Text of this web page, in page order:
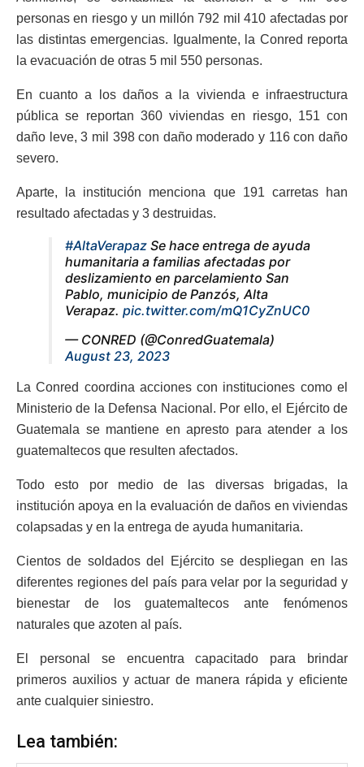
personas en riesgo y un millón 792 mil 410 afectadas por
las distintas emergencias. Igualmente, la Conred reporta
la evacuación de otras 5 mil 550 personas.
En cuanto a los daños a la vivienda e infraestructura
pública se reportan 360 viviendas en riesgo, 151 con
daño leve, 3 mil 398 con daño moderado y 116 con daño
severo.
Aparte, la institución menciona que 191 carretas han
resultado afectadas y 3 destruidas.
#AltaVerapaz Se hace entrega de ayuda
humanitaria a familias afectadas por
deslizamiento en parcelamiento San
Pablo, municipio de Panzós, Alta
Verapaz. pic.twitter.com/mQ1CyZnUC0
— CONRED (@ConredGuatemala)
August 23, 2023
La Conred coordina acciones con instituciones como el
Ministerio de la Defensa Nacional. Por ello, el Ejército de
Guatemala se mantiene en apresto para atender a los
guatemaltecos que resulten afectados.
Todo esto por medio de las diversas brigadas, la
institución apoya en la evaluación de daños en viviendas
colapsadas y en la entrega de ayuda humanitaria.
Cientos de soldados del Ejército se despliegan en las
diferentes regiones del país para velar por la seguridad y
bienestar de los guatemaltecos ante fenómenos
naturales que azoten al país.
El personal se encuentra capacitado para brindar
primeros auxilios y actuar de manera rápida y eficiente
ante cualquier siniestro.
Lea también: